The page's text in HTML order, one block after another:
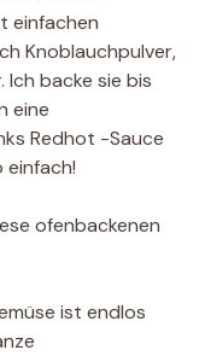
einfachen
Knoblauchpulver,
Ich backe sie bis
eine
Redhot -Sauce
einfach!
ofenbackenen
ist endlos